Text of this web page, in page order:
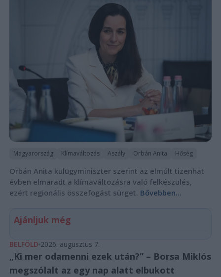
Magyarország Klímaváltozás Aszály Orbán Anita Hőség
Orbán Anita külügyminiszter szerint az elmúlt tizenhat
évben elmaradt a klímaváltozásra való felkészülés,
ezért regionális összefogást sürget. Bővebben...
Ajánljuk még
BELFÖLD 2026. augusztus 7.
„Ki mer odamenni ezek után?” – Borsa Miklós
megszólalt az egy nap alatt elbukott